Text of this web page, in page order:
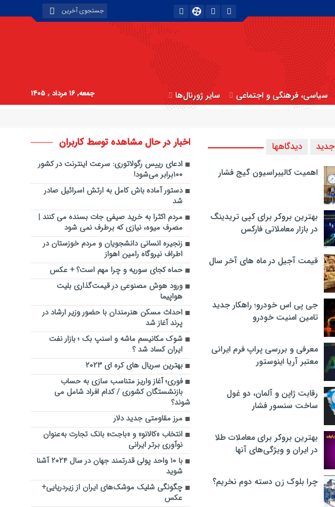
سیاسی، فرهنگی و اجتماعی سایر ژورنال‌ها جمعه, ۱۶ مرداد , ۱۴۰۵
جدید دیدگاهها
اهمیت کالیبراسیون گیج فشار
بهترین بروکر برای کپی‌ تریدینگ
در بازار معاملاتی فارکس
قیمت آجیل در ماه های آخر سال
جی پی اس خودرو؛ راهکار جدید
تامین امنیت خودرو
معرفی و بررسی پراپ فرم ایرانی
معتبر آریا اینوستور
رقابت ژاپن و آلمان، دو غول
ساخت سنسور فشار
بهترین بروکر برای معاملات طلا
در ایران و ویژگی‌های آنها
چرا بلوک زن دسته دوم نخریم؟
اخبار در حال مشاهده توسط کاربران
ادعای رییس رگولاتوری: سرعت اینترنت در کشور
۱۰۰برابر می‌شود!
دستور آماده باش کامل به ارتش اسرائیل صادر
شد
مردم اکثرا به خرید صیفی جات بسنده می کنند |
مصرف میوه، نیازی که برطرف نمی شود
زنجیره انسانی دانشجویان و مردم خوزستان در
اطراف نیروگاه رامین اهواز
حماه کجای سوریه و چرا مهم است؟ + عکس
ورود هوش مصنوعی در قیمت‌گذاری بلیت
هواپیما
احداث مسکن هنرمندان با حضور وزیر ارشاد در
پرند آغاز شد
شوک مکانیسم ماشه و اسنپ‌ بک ؛ بازار نفت
ایران کساد شد ؟
بهترین سریال های کره ای ۲۰۲۳
فوری؛ آغاز واریز متناسب سازی به حساب
بازنشستگان کشوری / کدام افراد شامل می
شوند؟
مرز مقاومتی جدید دلار
انتخاب «کالانو» و «باجت» بانک تجارت به‌عنوان
نوآوری برتر ایرانی
با ۱۰ واحد پولی قدرتمند جهان در سال ۲۰۲۴ آشنا
شوید
چگونگی شلیک موشک‌های ایران از زیردریایی+
عکس